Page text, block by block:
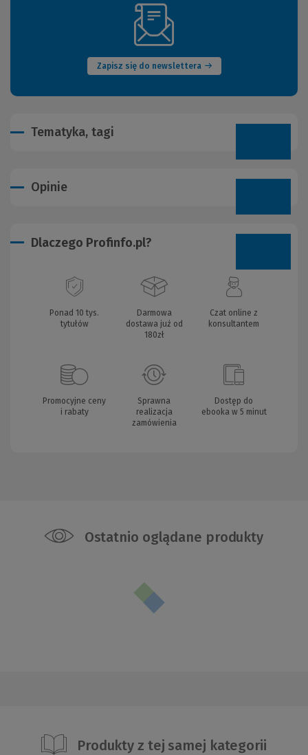
Zapisz się do newslettera
(Nowe
okno)
Tematyka, tagi
Opinie
Dlaczego Profinfo.pl?
Ponad 10 tys.
tytułów
Darmowa
dostawa już od
180zł
Czat online z
konsultantem
Promocyjne ceny
i rabaty
Sprawna
realizacja
zamówienia
Dostęp do
ebooka w 5 minut
Ostatnio oglądane produkty
Produkty z tej samej kategorii